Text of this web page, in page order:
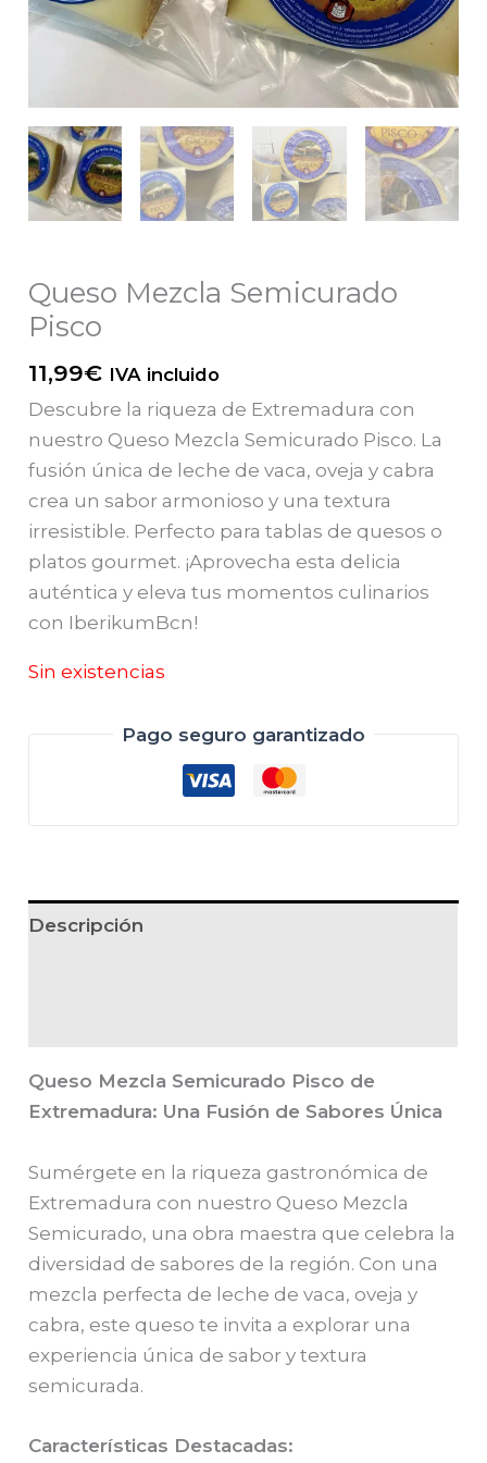
Queso Mezcla Semicurado
Pisco
11,99€ IVA incluido
Descubre la riqueza de Extremadura con
nuestro Queso Mezcla Semicurado Pisco. La
fusión única de leche de vaca, oveja y cabra
crea un sabor armonioso y una textura
irresistible. Perfecto para tablas de quesos o
platos gourmet. ¡Aprovecha esta delicia
auténtica y eleva tus momentos culinarios
con IberikumBcn!
Sin existencias
Pago seguro garantizado
Descripción
Queso Mezcla Semicurado Pisco de
Extremadura: Una Fusión de Sabores Única
Sumérgete en la riqueza gastronómica de
Extremadura con nuestro Queso Mezcla
Semicurado, una obra maestra que celebra la
diversidad de sabores de la región. Con una
mezcla perfecta de leche de vaca, oveja y
cabra, este queso te invita a explorar una
experiencia única de sabor y textura
semicurada.
Características Destacadas: